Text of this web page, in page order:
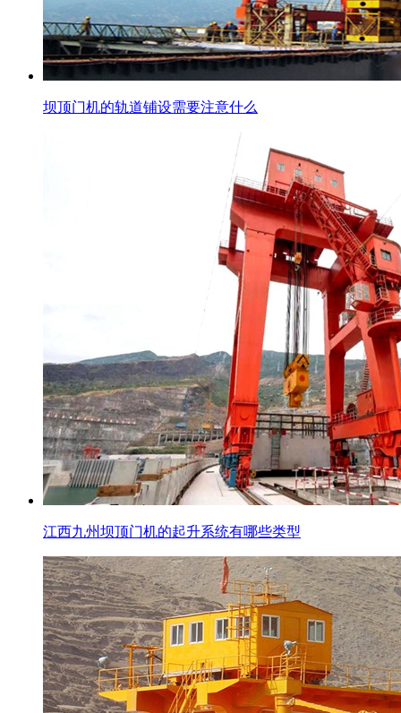
坝顶门机的轨道铺设需要注意什么
江西九州坝顶门机的起升系统有哪些类型